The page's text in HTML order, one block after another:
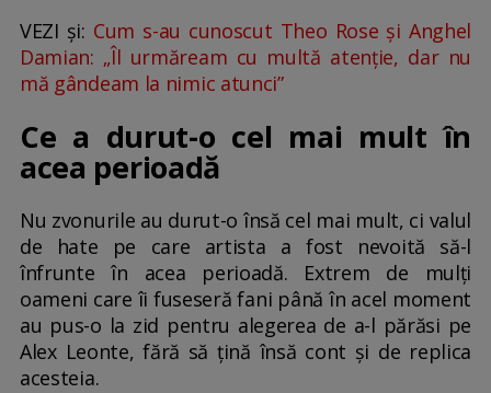
VEZI și: Cum s-au cunoscut Theo Rose și Anghel
Damian: „Îl urmăream cu multă atenție, dar nu
mă gândeam la nimic atunci”
Ce a durut-o cel mai mult în
acea perioadă
Nu zvonurile au durut-o însă cel mai mult, ci valul
de hate pe care artista a fost nevoită să-l
înfrunte în acea perioadă. Extrem de mulți
oameni care îi fuseseră fani până în acel moment
au pus-o la zid pentru alegerea de a-l părăsi pe
Alex Leonte, fără să țină însă cont și de replica
acesteia.